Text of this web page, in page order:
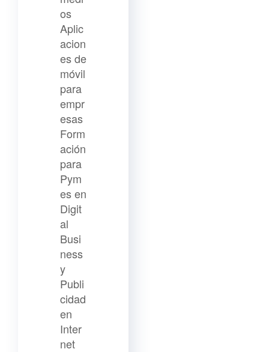
os
Aplic
acion
es de
móvil
para
empr
esas
Form
ación
para
Pym
es en
Digit
al
Busi
ness
y
Publi
cidad
en
Inter
net